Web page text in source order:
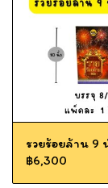
รวยร้อยล้าน 9
฿6,300